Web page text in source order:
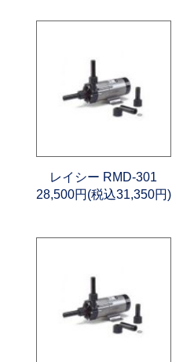
レイシー RMD-301
28,500円(税込31,350円)